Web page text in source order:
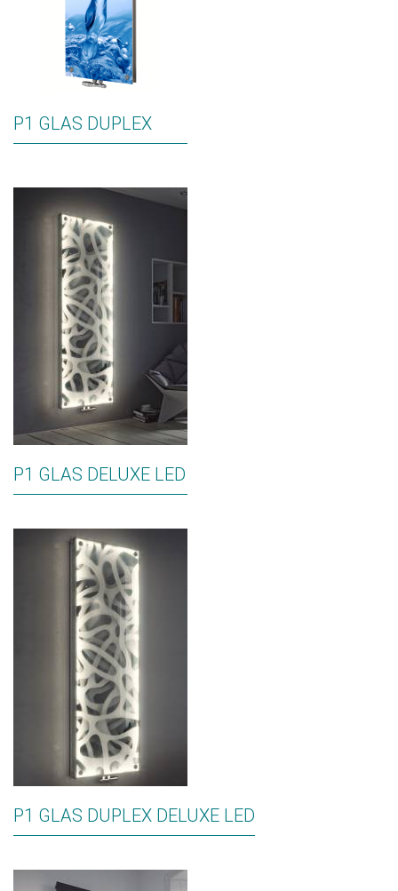
P1 GLAS DUPLEX
P1 GLAS DELUXE LED
P1 GLAS DUPLEX DELUXE LED